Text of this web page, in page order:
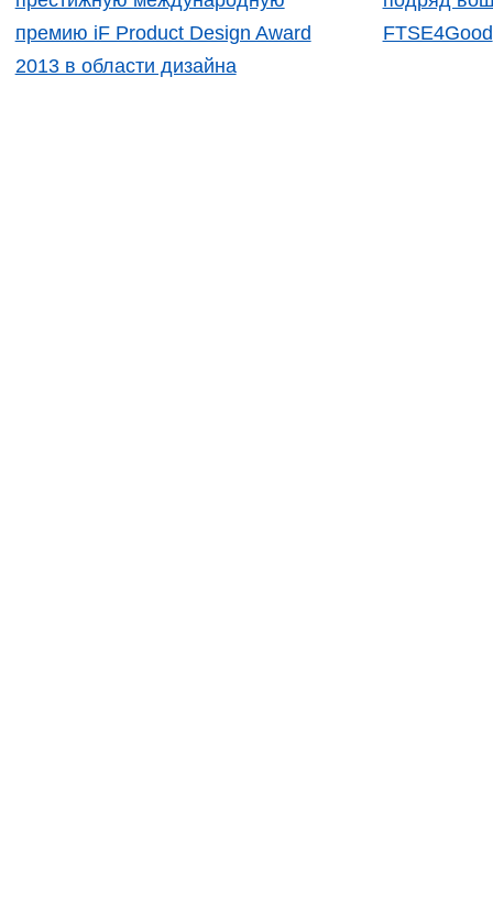
премию iF Product Design Award
2013 в области дизайна
FTSE4Good